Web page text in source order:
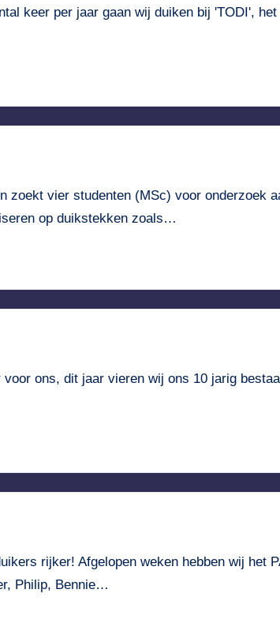
keer per jaar gaan wij duiken bij 'TODI',
zoekt vier studenten (MSc) voor
op duikstekken zoals…
ons, dit jaar vieren wij ons 10 jarig
rijker! Afgelopen weken hebben wij het
Philip, Bennie…